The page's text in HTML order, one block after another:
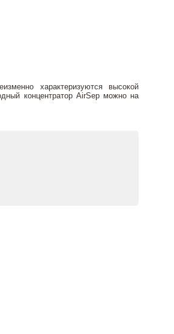
характеризуются высокой
концентратор AirSep можно на